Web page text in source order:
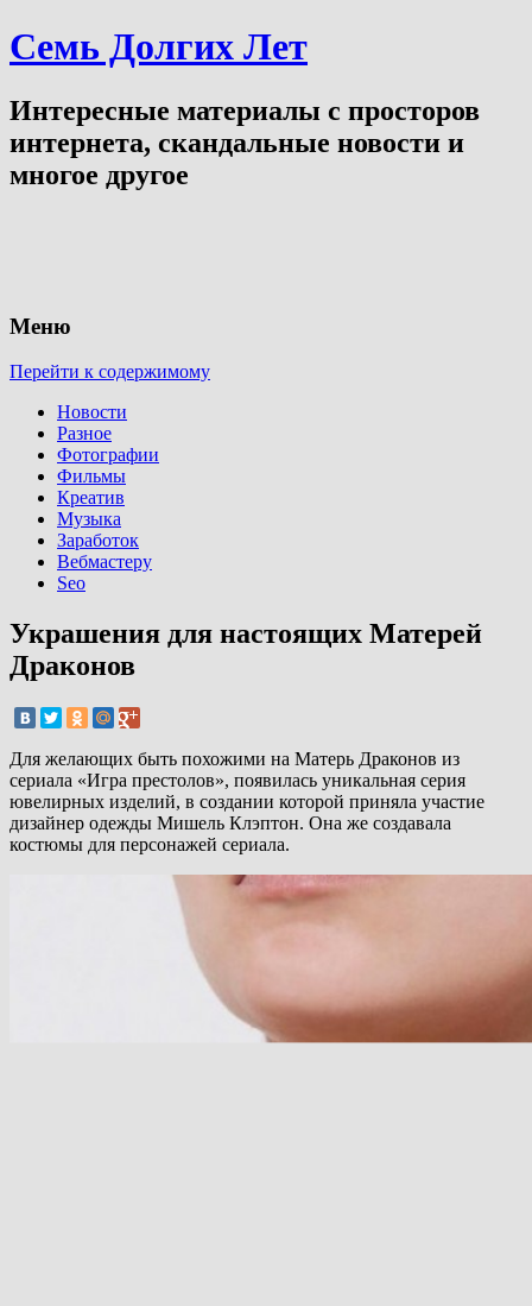
Семь Долгих Лет
Интересные материалы с просторов
интернета, скандальные новости и
многое другое
Меню
Перейти к содержимому
Новости
Разное
Фотографии
Фильмы
Креатив
Музыка
Заработок
Вебмастеру
Seo
Украшения для настоящих Матерей
Драконов
Для желающих быть похожими на Матерь Драконов из
сериала «Игра престолов», появилась уникальная серия
ювелирных изделий, в создании которой приняла участие
дизайнер одежды Мишель Клэптон. Она же создавала
костюмы для персонажей сериала.